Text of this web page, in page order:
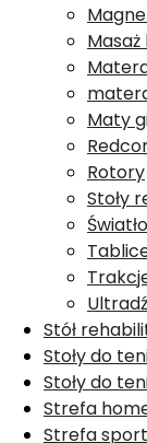
Maty
Rotory
Stoły
Stół
Stoły do
Stoły do
Strefa
Strefa sport